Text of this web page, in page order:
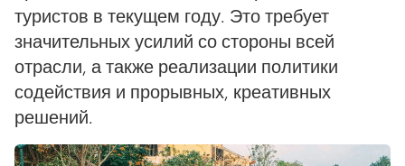
туристов в текущем году. Это требует
значительных усилий со стороны всей
отрасли, а также реализации политики
содействия и прорывных, креативных
решений.